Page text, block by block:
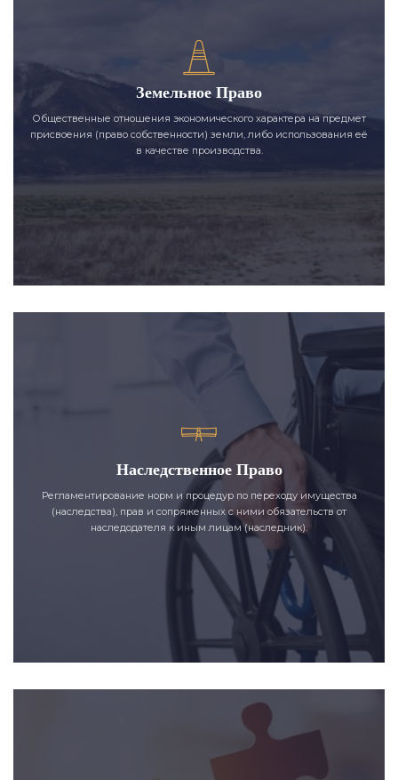
Земельное Право
Общественные отношения экономического характера на предмет
присвоения (право собственности) земли, либо использования её
в качестве производства.
Наследственное Право
Регламентирование норм и процедур по переходу имущества
(наследства), прав и сопряженных с ними обязательств от
наследодателя к иным лицам (наследник).